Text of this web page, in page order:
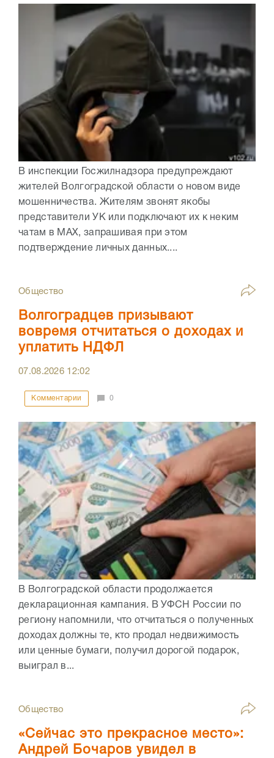
В инспекции Госжилнадзора предупреждают
жителей Волгоградской области о новом виде
мошенничества. Жителям звонят якобы
представители УК или подключают их к неким
чатам в МАХ, запрашивая при этом
подтверждение личных данных....
Общество
Волгоградцев призывают
вовремя отчитаться о доходах и
уплатить НДФЛ
07.08.2026 12:02
Комментарии 0
В Волгоградской области продолжается
декларационная кампания. В УФСН России по
региону напомнили, что отчитаться о полученных
доходах должны те, кто продал недвижимость
или ценные бумаги, получил дорогой подарок,
выиграл в...
Общество
«Сейчас это прекрасное место»:
Андрей Бочаров увидел в